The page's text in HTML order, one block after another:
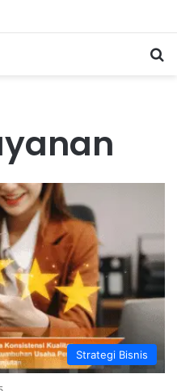
Strategi Bisnis